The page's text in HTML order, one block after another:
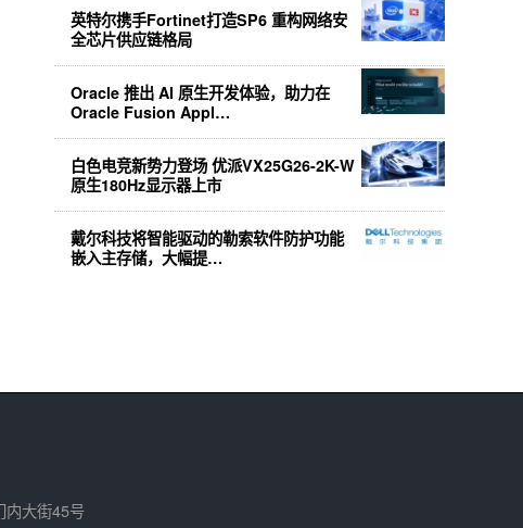
英特尔携手Fortinet打造SP6 重构网络安
全芯片供应链格局
Oracle 推出 AI 原生开发体验，助力在
Oracle Fusion Appl…
白色电竞新势力登场 优派VX25G26-2K-W
原生180Hz显示器上市
戴尔科技将智能驱动的勒索软件防护功能
嵌入主存储，大幅提…
内大街45号